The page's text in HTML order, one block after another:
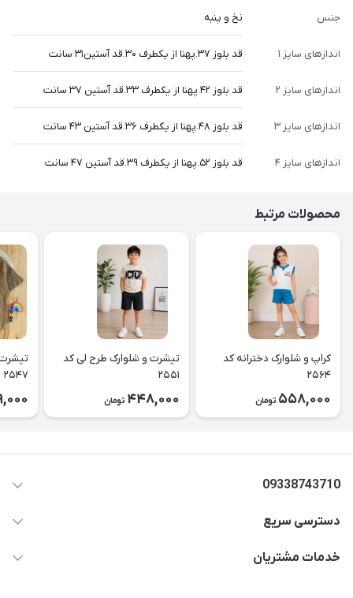
جنس نخ و پنبه
اندازهای سایز ۱ قد بلوز ۳۷.پهنا از یکطرف ۳۰.قد آستین۳۱ سانت
اندازهای سایز ۲ قد بلوز ۴۲.پهنا از یکطرف ۳۳.قد آستین ۳۷ سانت
اندازهای سایز ۳ قد بلوز ۴۸.پهنا از یکطرف ۳۶.قد آستین ۴۳ سانت
اندازهای سایز ۴ قد بلوز ۵۲.پهنا از یکطرف ۳۹.قد آستین ۴۷ سانت
محصولات مرتبط
کراپ و شلوارک دخترانه کد
۲۵۶۴
558,000 تومان
تیشرت و شلوارک طرح لی کد
۲۵۵۱
448,000 تومان
۲۵۴۷
09338743710
دسترسی سریع
حساب کاربری
خدمات مشتریان